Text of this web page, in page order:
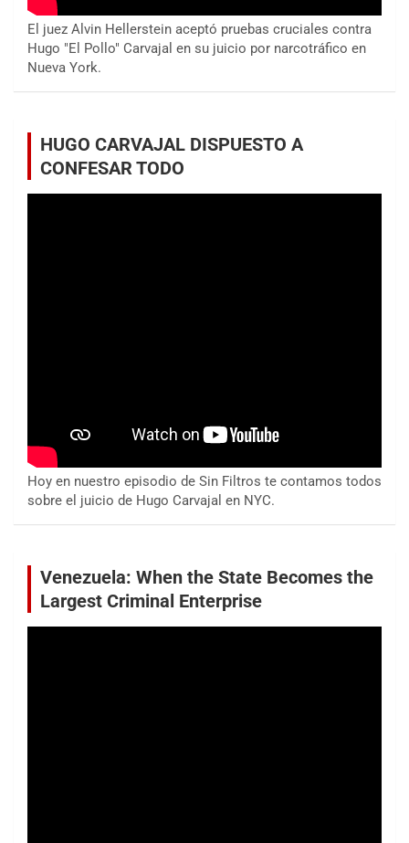
El juez Alvin Hellerstein aceptó pruebas cruciales contra
Hugo "El Pollo" Carvajal en su juicio por narcotráfico en
Nueva York.
HUGO CARVAJAL DISPUESTO A
CONFESAR TODO
Hoy en nuestro episodio de Sin Filtros te contamos todos
sobre el juicio de Hugo Carvajal en NYC.
Venezuela: When the State Becomes the
Largest Criminal Enterprise